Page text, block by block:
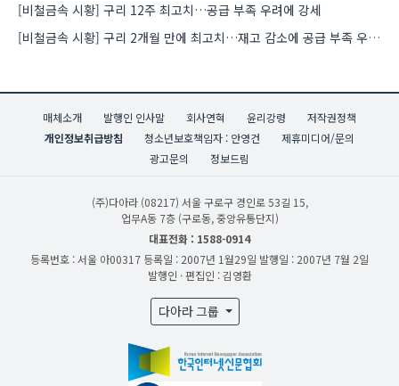
[비철금속 시황] 구리 12주 최고치…공급 부족 우려에 강세
[비철금속 시황] 구리 2개월 만에 최고치…재고 감소에 공급 부족 우려 확대
매체소개 발행인 인사말 회사연혁 윤리강령
저작권정책
개인정보취급방침
청소년보호책임자 : 안영건
제휴미디어/문의
광고문의
정보드림
(주)다아라 (08217) 서울 구로구 경인로 53길 15,
업무A동 7층 (구로동, 중앙유통단지)
대표전화 : 1588-0914
등록번호 : 서울 아00317 등록일 : 2007년 1월29일 발행일 : 2007년 7월 2일
발행인 · 편집인 : 김영환
다아라 그룹